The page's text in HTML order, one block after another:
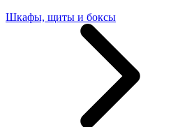
Шкафы, щиты и боксы